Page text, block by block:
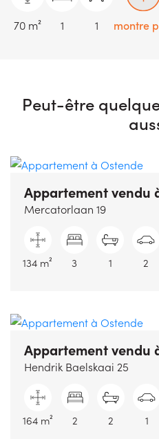
70 m² 1 1 montre
Peut-être
Appartement vendu
Mercatorlaan 19
134 m² 3 1 2
Appartement vendu
Hendrik Baelskaai 25
164 m² 2 2 1